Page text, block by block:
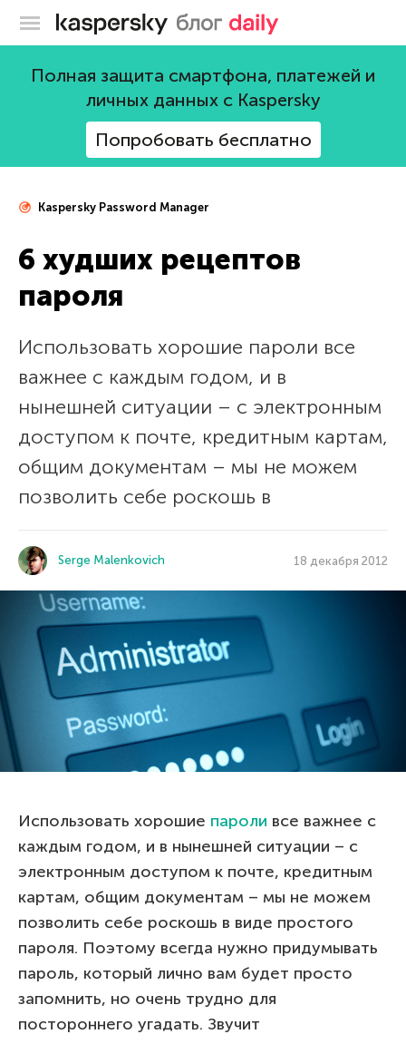
Блог Касперского
Полная защита смартфона, платежей и
личных данных с Kaspersky
Попробовать бесплатно
Kaspersky Password Manager
6 худших рецептов
пароля
Использовать хорошие пароли все
важнее с каждым годом, и в
нынешней ситуации – с электронным
доступом к почте, кредитным картам,
общим документам – мы не можем
позволить себе роскошь в
Serge Malenkovich 18 декабря 2012
Использовать хорошие пароли все важнее с
каждым годом, и в нынешней ситуации – с
электронным доступом к почте, кредитным
картам, общим документам – мы не можем
позволить себе роскошь в виде простого
пароля. Поэтому всегда нужно придумывать
пароль, который лично вам будет просто
запомнить, но очень трудно для
постороннего угадать. Звучит